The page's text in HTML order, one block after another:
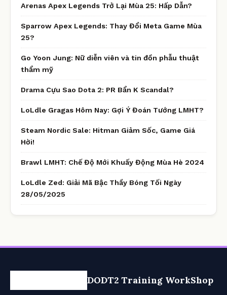
Arenas Apex Legends Trở Lại Mùa 25: Hấp Dẫn?
Sparrow Apex Legends: Thay Đổi Meta Game Mùa
25?
Go Yoon Jung: Nữ diễn viên và tin đồn phẫu thuật
thẩm mỹ
Drama Cựu Sao Dota 2: PR Bẩn K Scandal?
LoLdle Gragas Hôm Nay: Gợi Ý Đoán Tướng LMHT?
Steam Nordic Sale: Hitman Giảm Sốc, Game Giá
Hời!
Brawl LMHT: Chế Độ Mới Khuấy Động Mùa Hè 2024
LoLdle Zed: Giải Mã Bậc Thầy Bóng Tối Ngày
28/05/2025
DODT2 Training WorkShop